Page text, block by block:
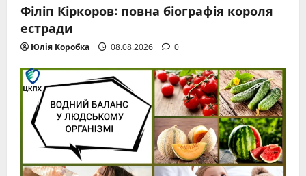
Філіп Кіркоров: повна біографія короля
естради
Юлія Коробка 08.08.2026 0